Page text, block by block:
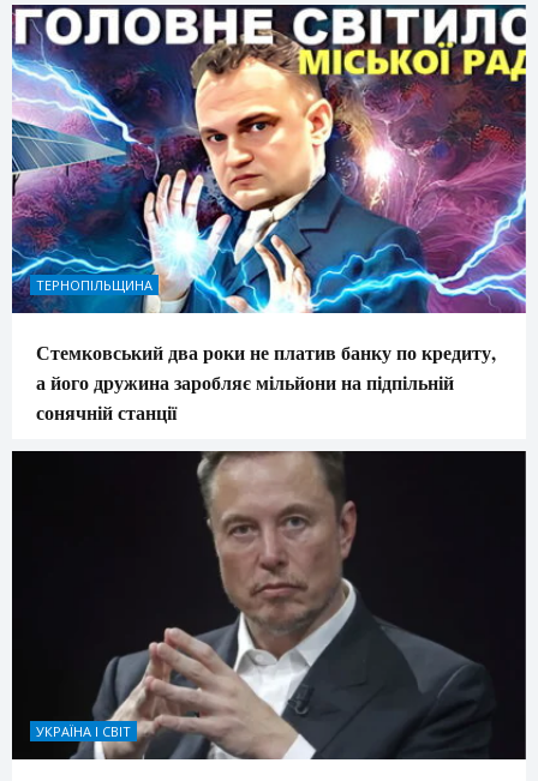
ТЕРНОПІЛЬЩИНА
Стемковський два роки не платив банку по кредиту,
а його дружина заробляє мільйони на підпільній
сонячній станції
УКРАЇНА І СВІТ